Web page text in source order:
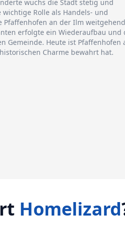
wuchs die Stadt stetig und
Rolle als Handels- und
an der Ilm weitgehend
erfolgte ein Wiederaufbau und
Gemeinde. Heute ist Pfaffenhofen
Charme bewahrt hat.
Homelizard